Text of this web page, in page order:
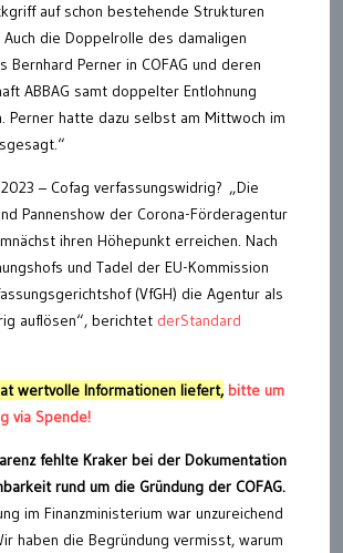
auf schon bestehende Strukturen
die Doppelrolle des damaligen
Bernhard Perner in COFAG und deren
ABBAG samt doppelter Entlohnung
Perner hatte dazu selbst am Mittwoch im
– Cofag verfassungswidrig? „Die
Pannenshow der Corona-Förderagentur
ihren Höhepunkt erreichen. Nach
und Tadel der EU-Kommission
(VfGH) die Agentur als
auflösen“, berichtet derStandard
wertvolle Informationen liefert, bitte um
via Spende!
fehlte Kraker bei der Dokumentation
rund um die Gründung der COFAG.
im Finanzministerium war unzureichend
haben die Begründung vermisst, warum